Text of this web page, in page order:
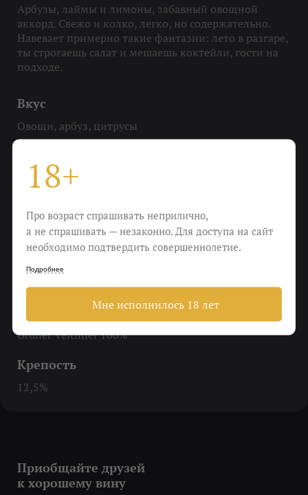
Арбузы, лаймы и лимоны, забавный овощной
аккорд. Свежо и колко, легко, но содержательно.
Навевает примерно такие фантазии: лето в разгаре,
ты строгаешь салат и мешаешь коктейли, гости на
подходе.
Вкус
Овощи, арбуз, цитрусы
До 10-12 градусов
Птица, салаты, бутерброды
Gruner Veltliner 100%
Крепость
12,5%
Приобщайте друзей
к хорошему вину
18+
Про возраст спрашивать неприлично,
а не спрашивать — незаконно. Для доступа на сайт
необходимо подтвердить совершеннолетие.
Подробнее
Мне исполнилось 18 лет